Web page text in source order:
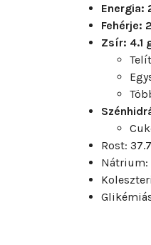
Energia:
Fehérje:
Zsír: 4.1
Rost:
Nátrium: